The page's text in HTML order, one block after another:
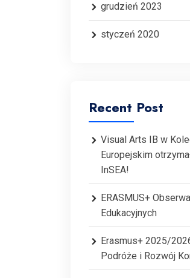
grudzień 2023
styczeń 2020
Recent Post
Visual Arts IB w
Europejskim
InSEA!
ERASMUS+
Edukacyjnych
Erasmus+ 2025/
Podróże i Rozwój